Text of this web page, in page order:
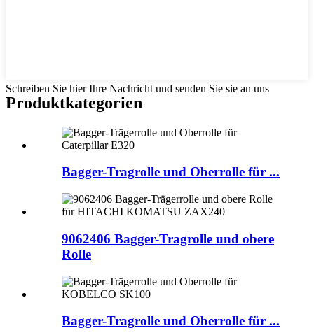
Schreiben Sie hier Ihre Nachricht und senden Sie sie an uns
Produktkategorien
Bagger-Tragrolle und Oberrolle für ...
9062406 Bagger-Tragrolle und obere
Rolle
Bagger-Tragrolle und Oberrolle für ...